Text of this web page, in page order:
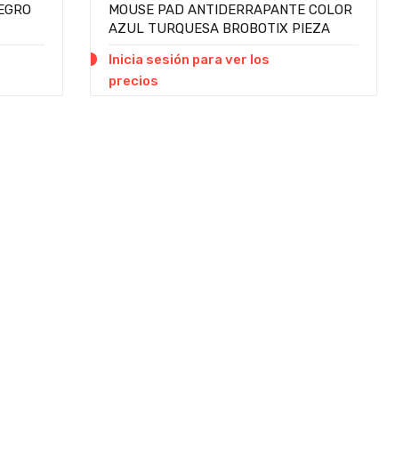
MOUSE PAD ANTIDERRAPANTE COLOR
AZUL TURQUESA BROBOTIX PIEZA
Inicia sesión para ver los
precios